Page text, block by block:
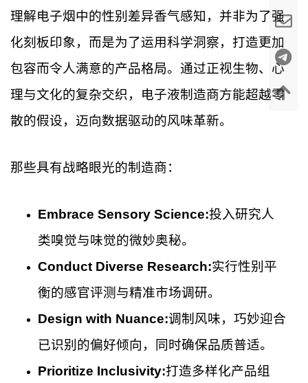
理解电子烟中的性别差异香气感知，并非为了强
化刻板印象，而是为了运用科学洞察，打造更加
包容而令人满意的产品格局。通过正视生物、心
理与文化的复杂交织，电子液制造商方能超越零
散的假设，迈向数据驱动的风味革新。
那些具有战略眼光的制造商：
Embrace Sensory Science:投入研究人
类嗅觉与味觉的微妙奥秘。
Conduct Diverse Research:实行性别平
衡的感官评测与精准市场调研。
Design with Nuance:调制风味，巧妙迎合
已识别的偏好倾向，同时确保品质普适。
Prioritize Inclusivity:打造多样化产品组